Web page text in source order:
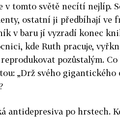
v tomto světě necítí nejlíp.
ostatní ji předbíhají ve
v baru jí vyzradí konec
kde Ruth pracuje,
pozůstalým.
„Drž svého
antidepresiva po hrstech.